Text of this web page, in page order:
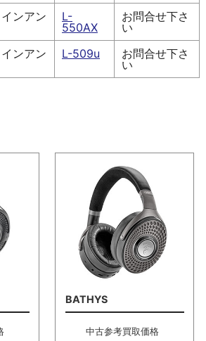
ンアン
L-
550AX
お問合せ下さ
い
ンアン
L-509u
お問合せ下さ
い
BATHYS
中古参考買取価格